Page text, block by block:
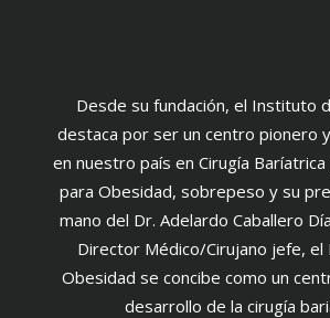
Desde su fundación, el Instituto
destaca por ser un centro pionero
en nuestro país en Cirugía
para Obesidad, sobrepeso y su
mano del Dr. Adelardo Caballero
Director Médico/Cirujano jefe,
Obesidad se concibe como un
desarrollo de la cirugía